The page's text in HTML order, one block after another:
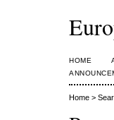
HOME
Home >